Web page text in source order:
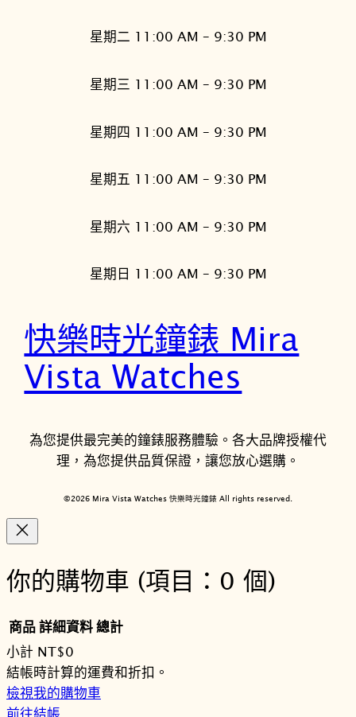
星期二 11:00 AM – 9:30 PM
星期三 11:00 AM – 9:30 PM
星期四 11:00 AM – 9:30 PM
星期五 11:00 AM – 9:30 PM
星期六 11:00 AM – 9:30 PM
星期日 11:00 AM – 9:30 PM
快樂時光鐘錶 Mira
Vista Watches
為您提供最完美的鐘錶服務體驗。各大品牌授權代
理，為您提供品質保證，讓您放心選購。
©2026 Mira Vista Watches 快樂時光鐘錶 All rights reserved.
你的購物車 (項目：0 個)
購
物
商品詳細資料總計
小計 NT$0
結帳時計算的運費和折扣。
檢視我的購物車